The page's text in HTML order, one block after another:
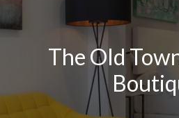
The Old